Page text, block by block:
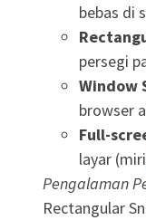
bebas di
persegi
Window
browser
Full-
layar
Pengalaman
Rectangular